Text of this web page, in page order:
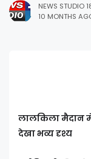
NEWS STUDIO
10 MONTHS
लालकिला मैदान
देखा भव्य दृश्य